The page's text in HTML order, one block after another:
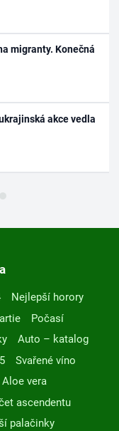
migranty. Konečná
akce vedla
Nejlepší horory
Počasí
Auto – katalog
Svařené víno
Aloe vera
ascendentu
palačinky